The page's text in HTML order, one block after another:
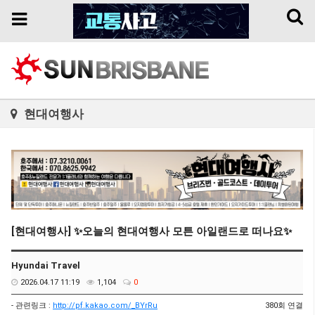
Toggle
Toggle
현대여행사
[현대여행사] ✨오늘의 현대여행사 모튼 아일랜드로 떠나요✨
Hyundai Travel
2026.04.17 11:19 1,104 0
- 관련링크 : http://pf.kakao.com/_BYrRu 380회 연결